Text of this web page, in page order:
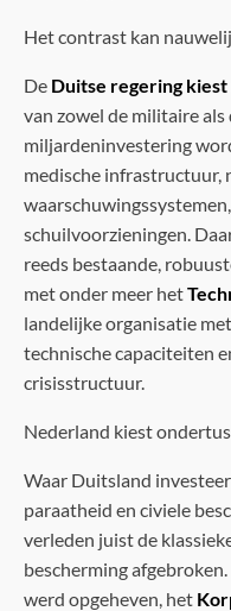
Het contrast kan
De Duitse regering
van zowel de militaire
miljardeninvestering
medische infrastructuur,
schuilvoorzieningen.
reeds bestaande,
met onder meer het
landelijke organisatie
technische capaciteiten
crisisstructuur.
Nederland kiest
Waar Duitsland
paraatheid en civiele
verleden juist de
bescherming afgebroken.
werd opgeheven, het